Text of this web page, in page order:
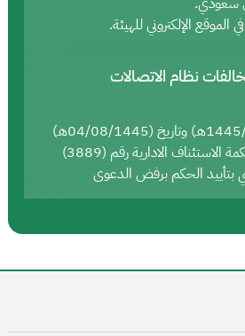
الموقع الإلكتروني للهيئة.
نظام الاتصالات
رقم (45114610/ق/1445هـ) وتاريخ (04/08/1445هـ)
الصادر بشأنه حكم محكمة الاستئناف الادارية رقم (3889)